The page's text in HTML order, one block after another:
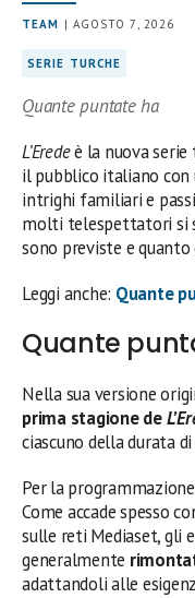
TEAM | AGOSTO 7, 2026
SERIE TURCHE
Quante puntate ha
L’Eredeè la nuova serie
il pubblico italiano con
intrighi familiari e
molti telespettatori si
sono previste e
Leggi anche: Quante
Quante
Nella sua versione
prima stagione de
ciascuno della durata
Per la
Come accade spesso
sulle reti Mediaset, gli
generalmente
adattandoli alle